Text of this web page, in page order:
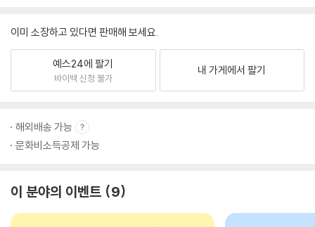
이미 소장하고 있다면 판매해 보세요.
예스24에 팔기
바이백 신청 불가
내 가게에서 팔기
해외배송 가능
문화비소득공제 가능
이 분야의 이벤트 9